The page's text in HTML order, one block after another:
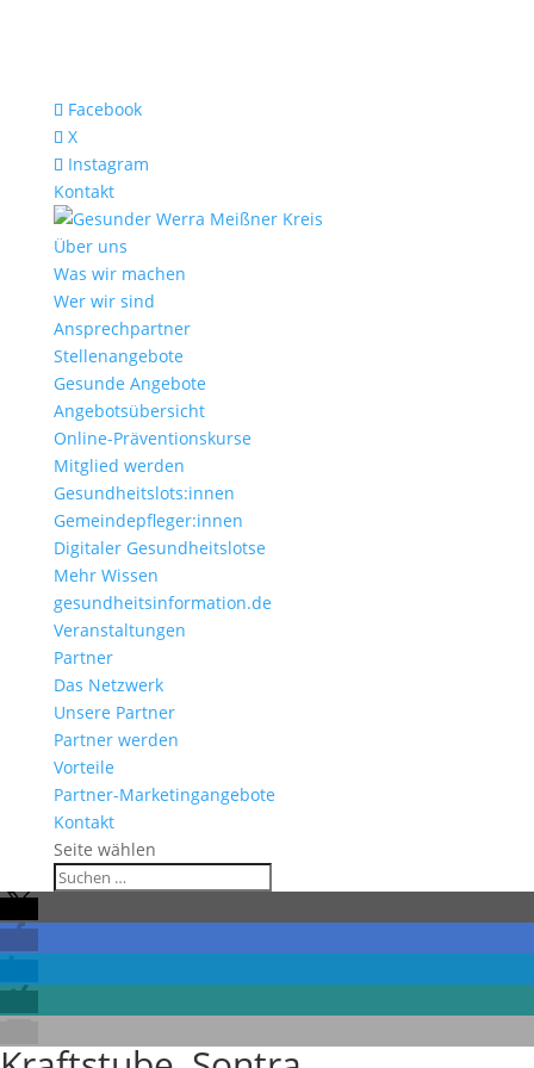
Facebook
X
Instagram
Kontakt
Über uns
Was wir machen
Wer wir sind
Ansprechpartner
Stellenangebote
Gesunde Angebote
Angebotsübersicht
Online-Präventionskurse
Mitglied werden
Gesundheitslots:innen
Gemeindepfleger:innen
Digitaler Gesundheitslotse
Mehr Wissen
gesundheitsinformation.de
Veranstaltungen
Partner
Das Netzwerk
Unsere Partner
Partner werden
Vorteile
Partner-Marketingangebote
Kontakt
Seite wählen